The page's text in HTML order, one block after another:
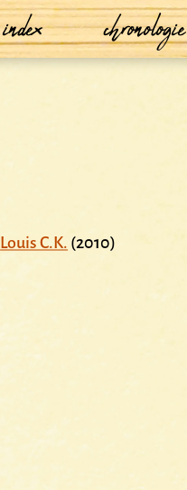
index chronologie
Louis C.K. (2010)